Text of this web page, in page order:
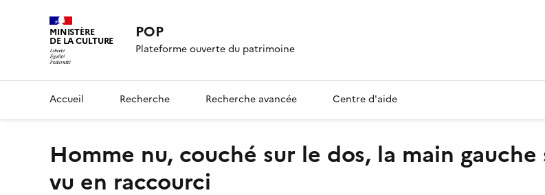
MINISTÈRE
DE LA CULTURE POP
Plateforme ouverte du patrimoine
Accueil Recherche Recherche avancée Centre d'aide
Homme nu, couché sur le dos, la main gauche sous la tête,
vu en raccourci